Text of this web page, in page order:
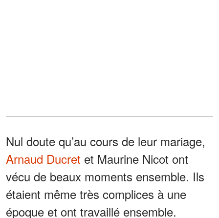
Nul doute qu’au cours de leur mariage,
Arnaud Ducret et Maurine Nicot ont
vécu de beaux moments ensemble. Ils
étaient même très complices à une
époque et ont travaillé ensemble.